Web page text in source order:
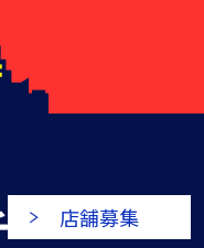
及び手数料が同封されて
しては、各種請求はなか
来ない場合について
に不備があった場合。
社で保有している個人デ
店舗募集